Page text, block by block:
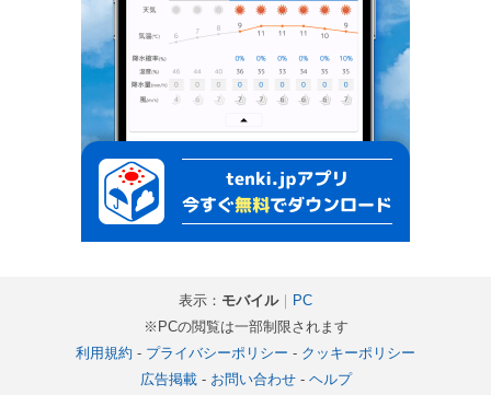
表示： モバイル｜
PC
※PCの閲覧は一部制限されます
利用規約 - プライバシーポリシー - クッキーポリシー
広告掲載- お問い合わせ- ヘルプ